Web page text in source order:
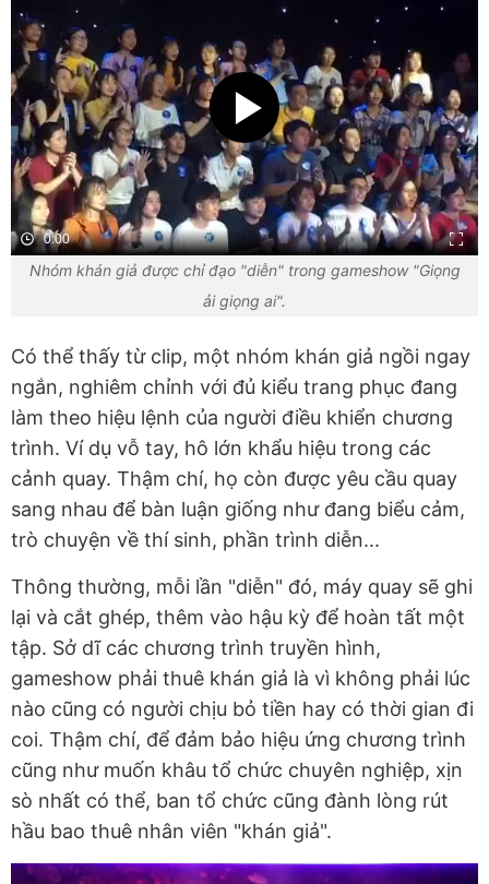
0:00
Nhóm khán giả được chỉ đạo "diễn" trong gameshow "Giọng
ải giọng ai".
Có thể thấy từ clip, một nhóm khán giả ngồi ngay
ngắn, nghiêm chỉnh với đủ kiểu trang phục đang
làm theo hiệu lệnh của người điều khiển chương
trình. Ví dụ vỗ tay, hô lớn khẩu hiệu trong các
cảnh quay. Thậm chí, họ còn được yêu cầu quay
sang nhau để bàn luận giống như đang biểu cảm,
trò chuyện về thí sinh, phần trình diễn...
Thông thường, mỗi lần "diễn" đó, máy quay sẽ ghi
lại và cắt ghép, thêm vào hậu kỳ để hoàn tất một
tập. Sở dĩ các chương trình truyền hình,
gameshow phải thuê khán giả là vì không phải lúc
nào cũng có người chịu bỏ tiền hay có thời gian đi
coi. Thậm chí, để đảm bảo hiệu ứng chương trình
cũng như muốn khâu tổ chức chuyên nghiệp, xịn
sò nhất có thể, ban tổ chức cũng đành lòng rút
hầu bao thuê nhân viên "khán giả".